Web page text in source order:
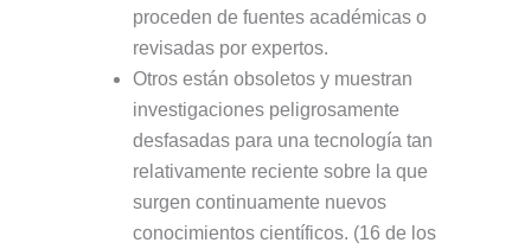
proceden de fuentes académicas o
revisadas por expertos.
Otros están obsoletos y muestran
investigaciones peligrosamente
desfasadas para una tecnología tan
relativamente reciente sobre la que
surgen continuamente nuevos
conocimientos científicos. (16 de los